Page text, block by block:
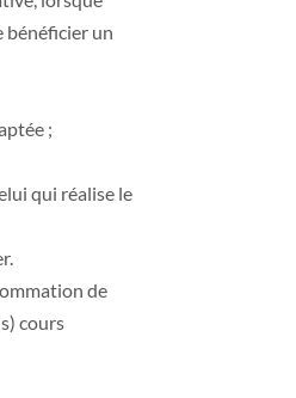
bénéficier un
;
qui réalise le
de
cours